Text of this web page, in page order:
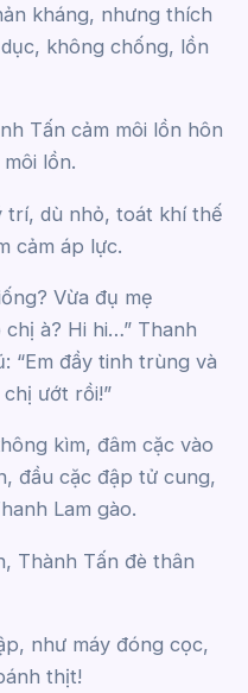
kháng, nhưng thích
không chống, lồn
Tấn cảm môi lồn hôn
lồn.
trí, dù nhỏ, toát khí thế
cảm áp lực.
Vừa đụ mẹ
à? Hi hi…” Thanh
“Em đầy tinh trùng và
ướt rồi!”
kìm, đâm cặc vào
đầu cặc đập tử cung,
Lam gào.
Thành Tấn đè thân
như máy đóng cọc,
thịt!